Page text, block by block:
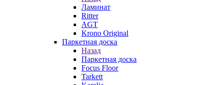
Ламинат
Ritter
AGT
Krono Original
Паркетная доска
Назад
Паркетная доска
Focus Floor
Tarkett